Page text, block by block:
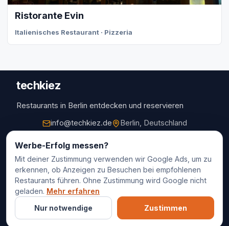
Ristorante Evin
Italienisches Restaurant · Pizzeria
techkiez
Restaurants in Berlin entdecken und reservieren
info@techkiez.de
Berlin, Deutschland
Restaurants
Restaurantauswahl
Für Unternehmen
Kontakt
© 2025 techkiez. Alle Rechte vorbehalten.
Werbe-Erfolg messen?
Mit deiner Zustimmung verwenden wir Google Ads, um zu
erkennen, ob Anzeigen zu Besuchen bei empfohlenen
Restaurants führen. Ohne Zustimmung wird Google nicht
geladen. Mehr erfahren
Nur notwendige
Zustimmen